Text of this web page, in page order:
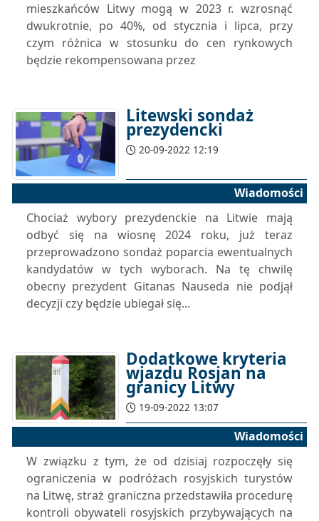
mieszkańców Litwy mogą w 2023 r. wzrosnąć
dwukrotnie, po 40%, od stycznia i lipca, przy
czym różnica w stosunku do cen rynkowych
będzie rekompensowana przez
Litewski sondaż
prezydencki
20-09-2022 12:19
Wiadomości
Chociaż wybory prezydenckie na Litwie mają
odbyć się na wiosnę 2024 roku, już teraz
przeprowadzono sondaż poparcia ewentualnych
kandydatów w tych wyborach. Na tę chwilę
obecny prezydent Gitanas Nauseda nie podjął
decyzji czy będzie ubiegał się...
Dodatkowe kryteria
wjazdu Rosjan na
granicy Litwy
19-09-2022 13:07
Wiadomości
W związku z tym, że od dzisiaj rozpoczęły się
ograniczenia w podróżach rosyjskich turystów
na Litwę, straż graniczna przedstawiła procedurę
kontroli obywateli rosyjskich przybywających na